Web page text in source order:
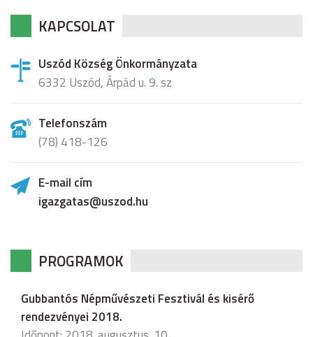
KAPCSOLAT
Uszód Község Önkormányzata
6332 Uszód, Árpád u. 9. sz
Telefonszám
(78) 418-126
E-mail cím
igazgatas@uszod.hu
PROGRAMOK
Gubbantós Népművészeti Fesztivál és kisérő
rendezvényei 2018.